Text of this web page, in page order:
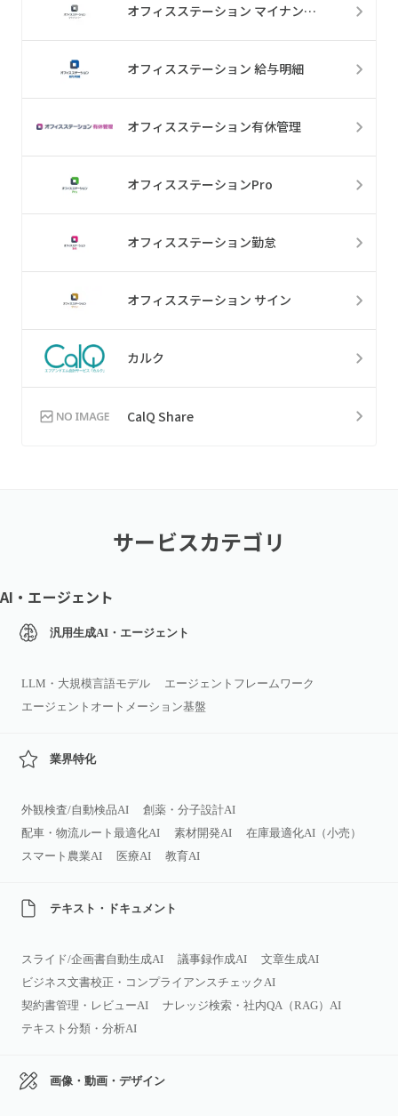
オフィスステーション マイナンバー
オフィスステーション 給与明細
オフィスステーション有休管理
オフィスステーションPro
オフィスステーション勤怠
オフィスステーション サイン
カルク
CalQ Share
サービスカテゴリ
AI・エージェント
汎用生成AI・エージェント
LLM・大規模言語モデル
エージェントフレームワーク
エージェントオートメーション基盤
業界特化
外観検査/自動検品AI
創薬・分子設計AI
配車・物流ルート最適化AI
素材開発AI
在庫最適化AI（小売）
スマート農業AI
医療AI 教育AI
テキスト・ドキュメント
スライド/企画書自動生成AI 議事録作成AI
文章生成AI
ビジネス文書校正・コンプライアンスチェックAI
契約書管理・レビューAI
ナレッジ検索・社内QA（RAG）AI
テキスト分類・分析AI
画像・動画・デザイン